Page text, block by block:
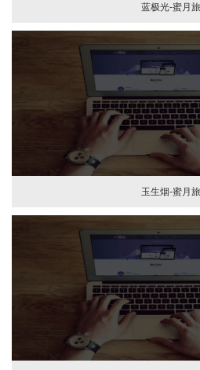
蓝极光-蜜月
玉生烟-蜜月